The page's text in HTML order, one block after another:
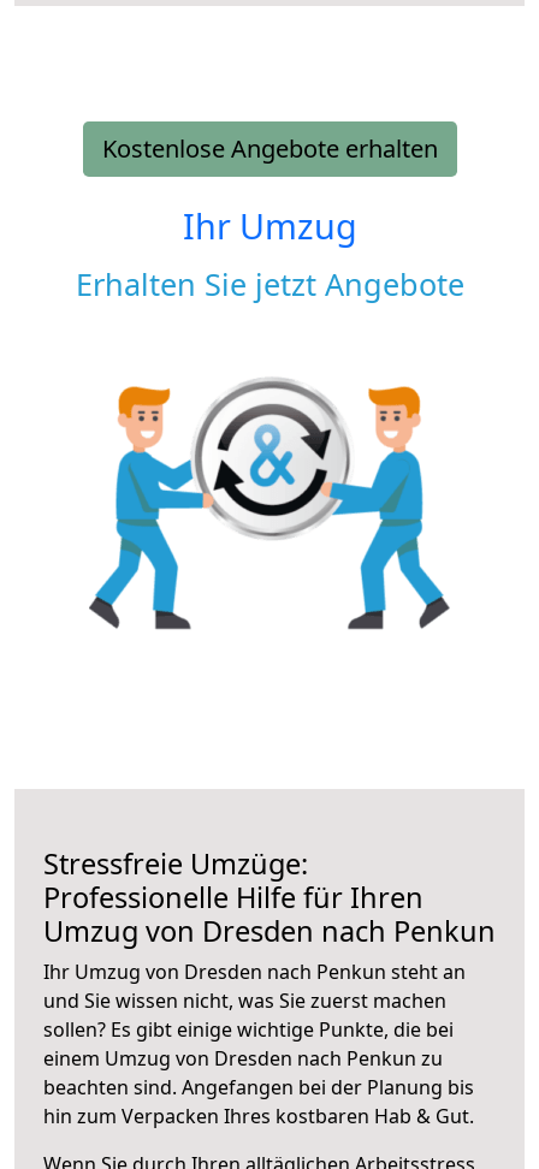
Kostenlose Angebote erhalten
Ihr Umzug
Erhalten Sie jetzt Angebote
Stressfreie Umzüge:
Professionelle Hilfe für Ihren
Umzug von Dresden nach Penkun
Ihr Umzug von Dresden nach Penkun steht an
und Sie wissen nicht, was Sie zuerst machen
sollen? Es gibt einige wichtige Punkte, die bei
einem Umzug von Dresden nach Penkun zu
beachten sind. Angefangen bei der Planung bis
hin zum Verpacken Ihres kostbaren Hab & Gut.